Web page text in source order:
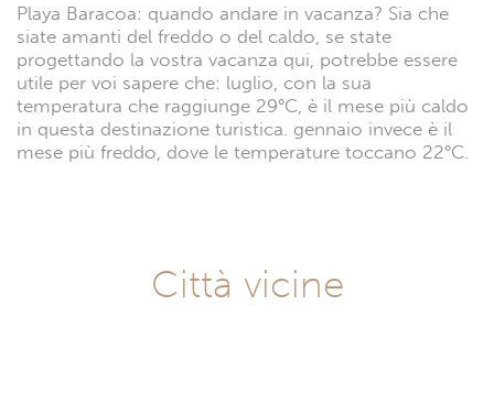
Playa Baracoa: quando andare in vacanza? Sia che
siate amanti del freddo o del caldo, se state
progettando la vostra vacanza qui, potrebbe essere
utile per voi sapere che: luglio, con la sua
temperatura che raggiunge 29°C, è il mese più caldo
in questa destinazione turistica. gennaio invece è il
mese più freddo, dove le temperature toccano 22°C.
Città vicine